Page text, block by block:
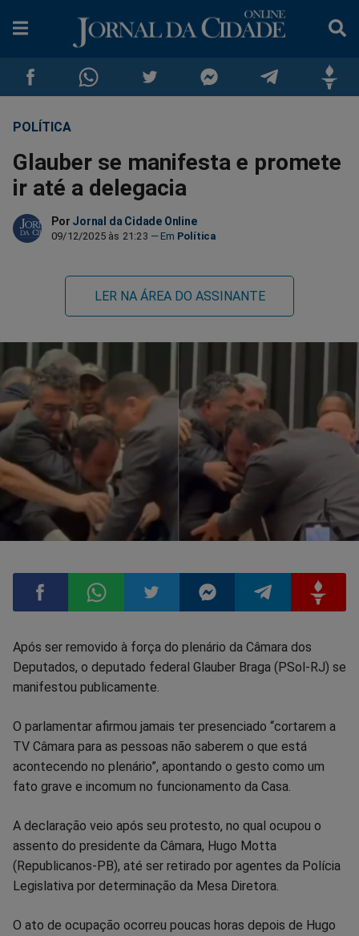
Compartilhar
no
Facebook
Compartilhar
no
Whatsapp
no
Twitter
no
Messenger
no
no
POLÍTICA
Glauber se manifesta e promete
ir até a delegacia
Por Jornal da Cidade Online
09/12/2025 às 21:23 Política
LER NA ÁREA DO ASSINANTE
Compartilhar
no
Facebook
Compartilhar
no
Whatsapp
Compartilhar
no
Twitter
Compartilhar
Messenger
Compartilhar
TelegramGettr
Após ser removido à força do plenário da Câmara dos
Deputados, o deputado federal Glauber Braga (PSol-RJ) se
manifestou publicamente.
O parlamentar afirmou jamais ter presenciado “cortarem a
TV Câmara para as pessoas não saberem o que está
acontecendo no plenário”, apontando o gesto como um
fato grave e incomum no funcionamento da Casa.
A declaração veio após seu protesto, no qual ocupou o
assento do presidente da Câmara, Hugo Motta
(Republicanos-PB), até ser retirado por agentes da Polícia
Legislativa por determinação da Mesa Diretora.
O ato de ocupação ocorreu poucas horas depois de Hugo